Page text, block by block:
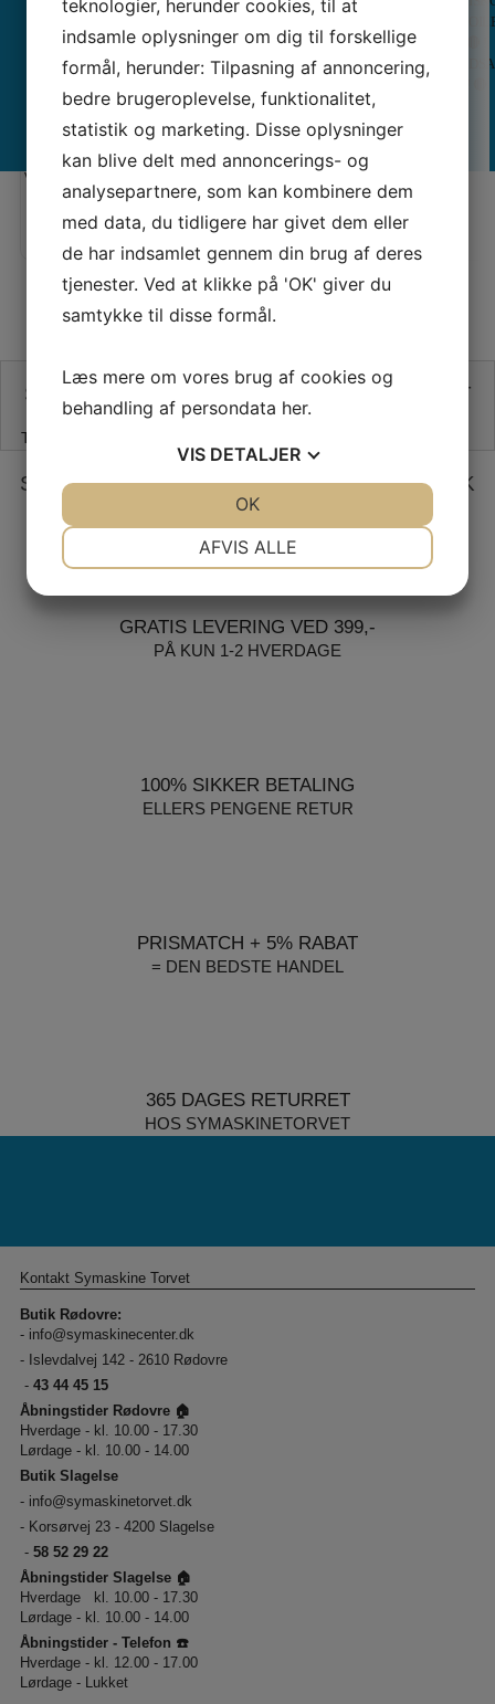
SYMASKINER
TIL BØRN
OVERLOCKERE
MED LUFT
TRÅDNING
ALLE
COVERLOCKERE
ALLE
BRODERIMASKINER
BRUGTMARKED
Tråd
–
× LUK
BROTHER SPOLER
Vejl. pris:
80,00 KR
Vores pris:
70,00 KR
PERMA
Vejl. pris:
SE VORES ANMELDELSER PÅ TRUSTPILOT
Trustpilot
SIKKER HANDEL PÅ SYMASKINETORVET.DK
GRATIS LEVERING VED 399,-
PÅ KUN 1-2 HVERDAGE
100% SIKKER BETALING
ELLERS PENGENE RETUR
PRISMATCH + 5% RABAT
= DEN BEDSTE HANDEL
365 DAGES RETURRET
HOS SYMASKINETORVET
Kontakt Symaskine Torvet
Butik Rødovre:
- info@symaskinecenter.dk
- Islevdalvej 142 - 2610 Rødovre
- 43 44 45 15
Åbningstider Rødovre 🏠
Hverdage - kl. 10.00 - 17.30
Lørdage - kl. 10.00 - 14.00
Butik Slagelse
- info@symaskinetorvet.dk
- Korsørvej 23 - 4200 Slagelse
- 58 52 29 22
Åbningstider Slagelse 🏠
Hverdage kl. 10.00 - 17.30
Lørdage - kl. 10.00 - 14.00
Åbningstider - Telefon ☎️
Hverdage - kl. 12.00 - 17.00
Lørdage - Lukket
teknologier, herunder cookies, til at
indsamle oplysninger om dig til forskellige
formål, herunder: Tilpasning af annoncering,
bedre brugeroplevelse, funktionalitet,
statistik og marketing. Disse oplysninger
kan blive delt med annoncerings- og
analysepartnere, som kan kombinere dem
med data, du tidligere har givet dem eller
de har indsamlet gennem din brug af deres
tjenester. Ved at klikke på 'OK' giver du
samtykke til disse formål.
Læs mere om vores brug af cookies og
behandling af persondata her.
VIS DETALJER
AFVIS ALLE
OK